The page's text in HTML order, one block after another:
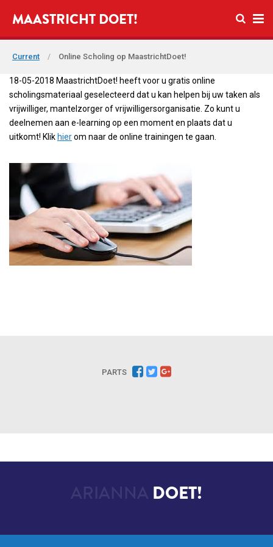
Open
MAASTRICHT DOET!
Current / Online Scholing op MaastrichtDoet!
18-05-2018 MaastrichtDoet! heeft voor u gratis online
scholingsmateriaal geselecteerd dat u kan helpen bij uw taken als
vrijwilliger, mantelzorger of vrijwilligersorganisatie. Zo kunt u
deelnemen aan e-learning op een moment en plaats dat u
uitkomt! Klik hierom naar de online trainingen te gaan.
PARTS
DOET!